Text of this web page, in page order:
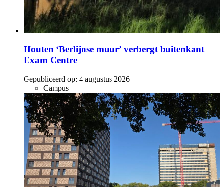
Houten ‘Berlijnse muur’ verbergt buitenkant
Exam Centre
Gepubliceerd op: 4 augustus 2026
Campus